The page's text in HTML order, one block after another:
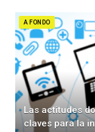
A FONDO
Las actitudes
claves para la